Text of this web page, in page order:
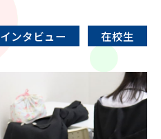
インタビュー 在校生